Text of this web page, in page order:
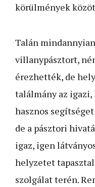
körülmények
Talán
villanypásztort,
érezhették, de
találmány az igazi,
hasznos
de a pásztori
igaz, igen
helyzetet
szolgálat terén.